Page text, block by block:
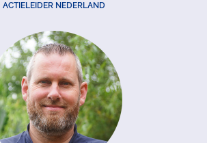
ACTIELEIDER NEDERLAND